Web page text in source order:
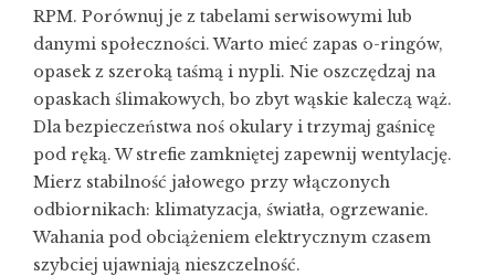
RPM. Porównuj je z tabelami serwisowymi lub
danymi społeczności. Warto mieć zapas o-ringów,
opasek z szeroką taśmą i nypli. Nie oszczędzaj na
opaskach ślimakowych, bo zbyt wąskie kaleczą wąż.
Dla bezpieczeństwa noś okulary i trzymaj gaśnicę
pod ręką. W strefie zamkniętej zapewnij wentylację.
Mierz stabilność jałowego przy włączonych
odbiornikach: klimatyzacja, światła, ogrzewanie.
Wahania pod obciążeniem elektrycznym czasem
szybciej ujawniają nieszczelność.